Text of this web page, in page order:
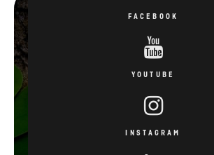
FACEBOOK
YOUTUBE
INSTAGRAM